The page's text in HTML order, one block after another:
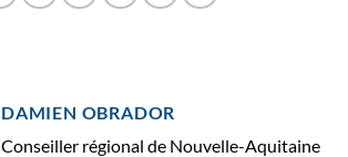
DAMIEN OBRADOR
Conseiller régional de Nouvelle-Aquitaine